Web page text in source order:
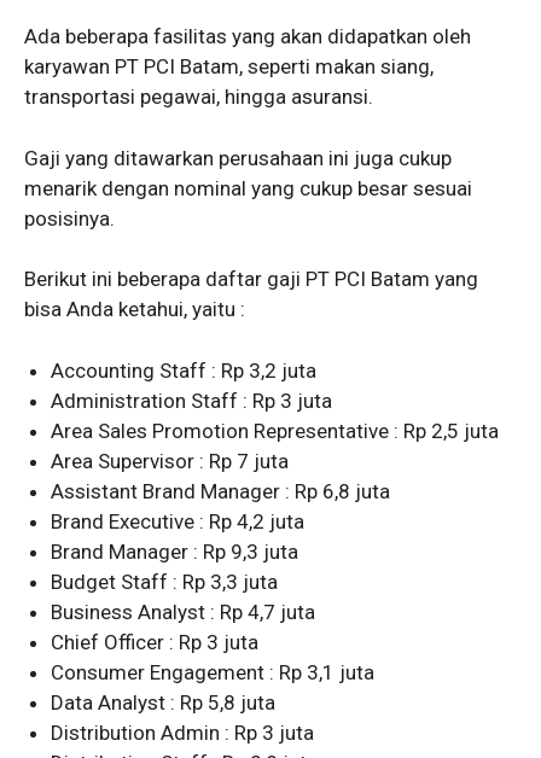
Ada beberapa fasilitas yang akan didapatkan oleh
karyawan PT PCI Batam, seperti makan siang,
transportasi pegawai, hingga asuransi.
Gaji yang ditawarkan perusahaan ini juga cukup
menarik dengan nominal yang cukup besar sesuai
posisinya.
Berikut ini beberapa daftar gaji PT PCI Batam yang
bisa Anda ketahui, yaitu :
Accounting Staff : Rp 3,2 juta
Administration Staff : Rp 3 juta
Area Sales Promotion Representative : Rp 2,5 juta
Area Supervisor : Rp 7 juta
Assistant Brand Manager : Rp 6,8 juta
Brand Executive : Rp 4,2 juta
Brand Manager : Rp 9,3 juta
Budget Staff : Rp 3,3 juta
Business Analyst : Rp 4,7 juta
Chief Officer : Rp 3 juta
Consumer Engagement : Rp 3,1 juta
Data Analyst : Rp 5,8 juta
Distribution Admin : Rp 3 juta